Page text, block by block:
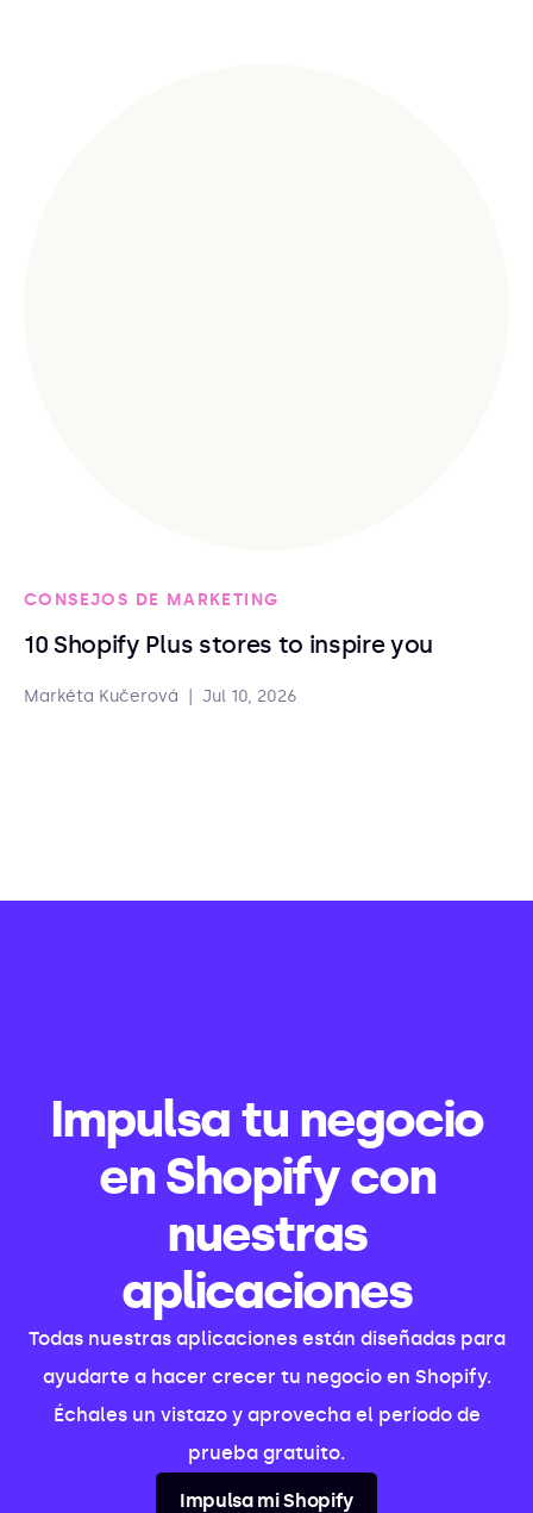
CONSEJOS DE MARKETING
10 Shopify Plus stores to inspire you
Markéta Kučerová Jul 10, 2026
Impulsa tu negocio
en Shopify con
nuestras
aplicaciones
Todas nuestras aplicaciones están diseñadas para
ayudarte a hacer crecer tu negocio en Shopify.
Échales un vistazo y aprovecha el período de
prueba gratuito.
Impulsa mi Shopify